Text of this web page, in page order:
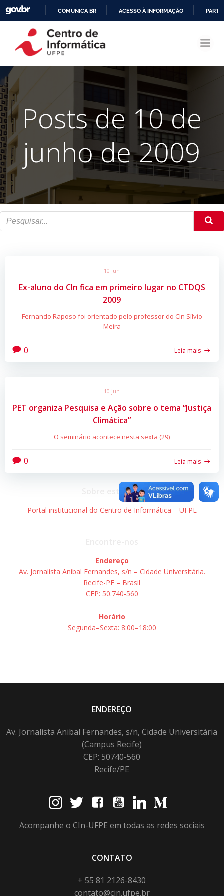
CONTEÚDO
COMUNICA BR ACESSO À INFORMAÇÃO
Posts de 10 de
junho de 2009
10 jun
Ex-aluno do CIn fica em primeiro lugar no CTDQS
2009
Fernando Raposo foi orientado pelo professor do CIn Sílvio
Meira
0 Leia mais
10 jun
PET organiza Pesquisa e Ação sobre o tema “Justiça
Climática”
O seminário acontece nesta sexta (29)
0 Leia mais
Sobre este site
Portal institucional do Centro de Informática – UFPE
Endereço
Av. Jornalista Aníbal Fernandes, s/n – Cidade Universitária.
Recife-PE – Brasil
CEP: 50.740-560
Horário
Segunda–Sexta: 8:00–18:00
ENDEREÇO
Av. Jornalista Anibal Fernandes, s/n, Cidade Universitária
(Campus Recife)
CEP: 50740-560
Recife/PE
Acompanhe o CIn-UFPE em todas as redes sociais
CONTATO
+ 55 81 2126-8430
contato@cin.ufpe.br